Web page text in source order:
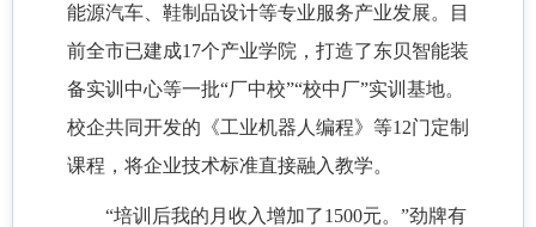
能源汽车、鞋制品设计等专业服务产业发展。目
前全市已建成17个产业学院，打造了东贝智能装
备实训中心等一批“厂中校”“校中厂”实训基地。
校企共同开发的《工业机器人编程》等12门定制
课程，将企业技术标准直接融入教学。
“培训后我的月收入增加了1500元。”劲牌有